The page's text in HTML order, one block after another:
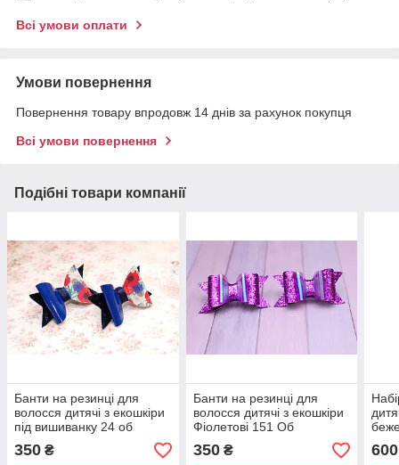
Всі умови оплати
Умови повернення
Повернення товару впродовж 14 днів за рахунок покупця
Всі умови повернення
Подібні товари компанії
Банти на резинці для
волосся дитячі з екошкіри
під вишиванку 24 об
350 ₴
Банти на резинці для
волосся дитячі з екошкіри
Фіолетові 151 Об
350₴ 600